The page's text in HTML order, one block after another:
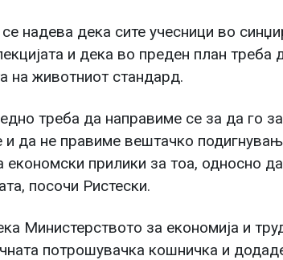
надева дека сите учесници во
и дека во преден план треба
на животниот стандард.
треба да направиме се за да го
и да не правиме вештачко
економски прилики за тоа, односно
посочи Ристески.
Министерството за економија и
потрошувачка кошничка и